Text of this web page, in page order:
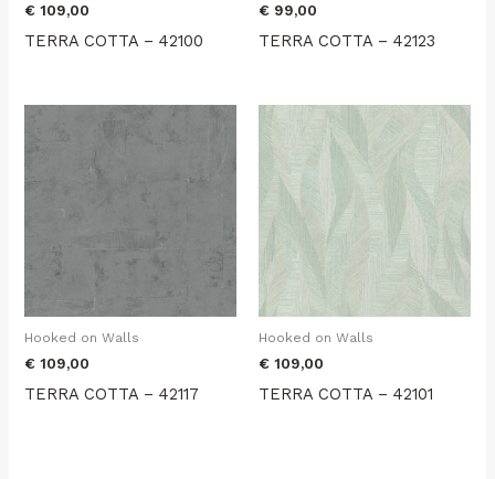
€ 109,00
TERRA COTTA – 42100
€ 99,00
TERRA COTTA – 42123
Hooked on Walls
€ 109,00
TERRA COTTA – 42117
Hooked on Walls
€ 109,00
TERRA COTTA – 42101